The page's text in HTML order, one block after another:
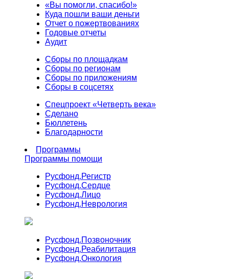
«Вы помогли, спасибо!»
Куда пошли ваши деньги
Отчет о пожертвованиях
Годовые отчеты
Аудит
Сборы по площадкам
Сборы по регионам
Сборы по приложениям
Сборы в соцсетях
Спецпроект «Четверть века»
Сделано
Бюллетень
Благодарности
Программы
Программы помощи
Русфонд.Регистр
Русфонд.Сердце
Русфонд.Лицо
Русфонд.Неврология
Русфонд.Позвоночник
Русфонд.Реабилитация
Русфонд.Онкология